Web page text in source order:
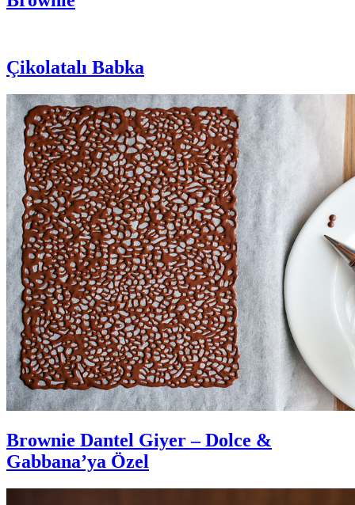
Çikolatalı Babka
Brownie Dantel Giyer – Dolce &
Gabbana’ya Özel